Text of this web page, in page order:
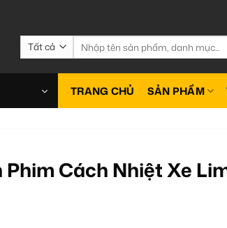
Tìm
kiếm:
TRANG CHỦ SẢN PHẨM
Phim Cách Nhiệt Xe